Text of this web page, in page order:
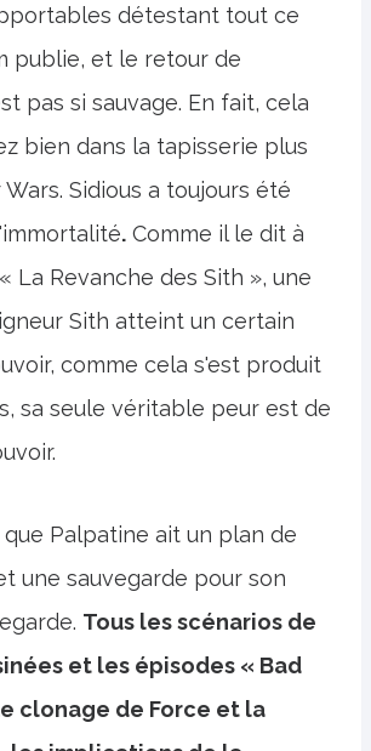
détestant tout ce
publie, et le retour de
pas si sauvage. En fait, cela
bien dans la tapisserie plus
Sidious a toujours été
. Comme il le dit à
La Revanche des Sith », une
Sith atteint un certain
comme cela s'est produit
sa seule véritable peur est de
Palpatine ait un plan de
une sauvegarde pour son
Tous les scénarios de
et les épisodes « Bad
clonage de Force et la